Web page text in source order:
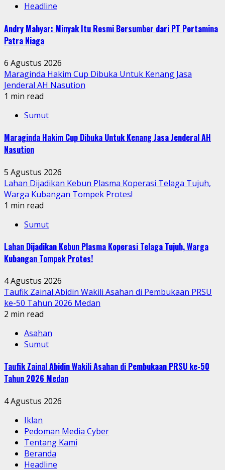
Headline
Andry Mahyar: Minyak Itu Resmi Bersumber dari PT Pertamina
Patra Niaga
6 Agustus 2026
Maraginda Hakim Cup Dibuka Untuk Kenang Jasa
Jenderal AH Nasution
1 min read
Sumut
Maraginda Hakim Cup Dibuka Untuk Kenang Jasa Jenderal AH
Nasution
5 Agustus 2026
Lahan Dijadikan Kebun Plasma Koperasi Telaga Tujuh,
Warga Kubangan Tompek Protes!
1 min read
Sumut
Lahan Dijadikan Kebun Plasma Koperasi Telaga Tujuh, Warga
Kubangan Tompek Protes!
4 Agustus 2026
Taufik Zainal Abidin Wakili Asahan di Pembukaan PRSU
ke-50 Tahun 2026 Medan
2 min read
Asahan
Sumut
Taufik Zainal Abidin Wakili Asahan di Pembukaan PRSU ke-50
Tahun 2026 Medan
4 Agustus 2026
Iklan
Pedoman Media Cyber
Tentang Kami
Beranda
Headline